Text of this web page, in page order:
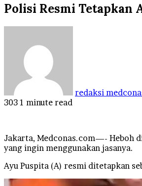
Polisi Resmi Tetapkan
redaksi
303 1 minute read
Jakarta, Medconas.com—- Heboh
yang ingin menggunakan jasanya.
Ayu Puspita (A) resmi ditetapkan